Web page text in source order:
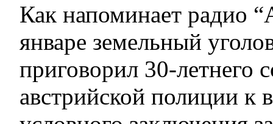
Как напоминает радио
январе земельный
приговорил 30-летнего
австрийской полиции к